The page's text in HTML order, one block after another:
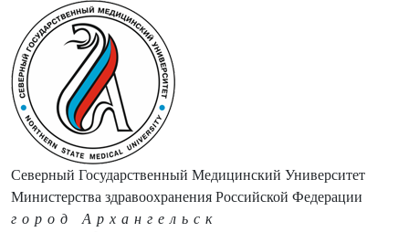
Северный Государственный Медицинский Университет
Министерства здравоохранения Российской Федерации
город Архангельск